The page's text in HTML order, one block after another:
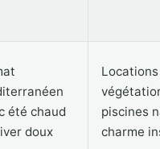
été chaud
doux
piscines
charme